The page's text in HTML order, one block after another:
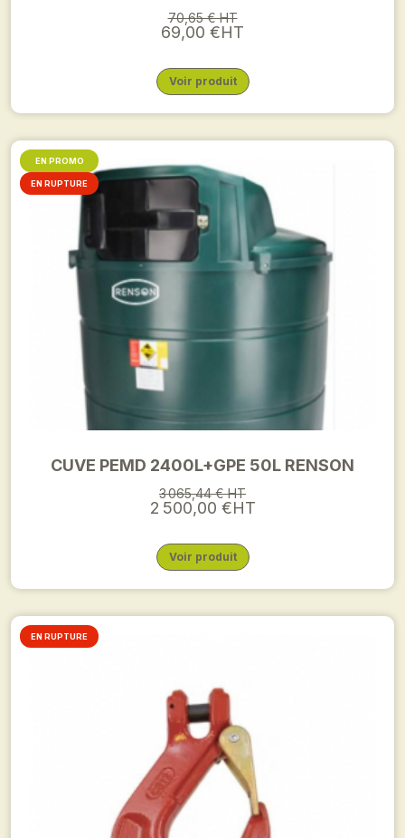
70,65 € HT
69,00 €HT
Voir produit
CUVE PEMD 2400L+GPE 50L RENSON
3 065,44 € HT
2 500,00 €HT
Voir produit
EN PROMO
EN RUPTURE
EN RUPTURE